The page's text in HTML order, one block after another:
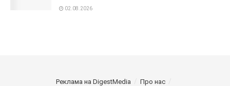
02.08.2026
Реклама на DigestMedia
Про нас